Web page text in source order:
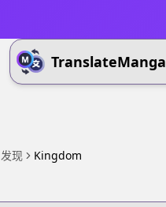
TranslateManga
发现 Kingdom